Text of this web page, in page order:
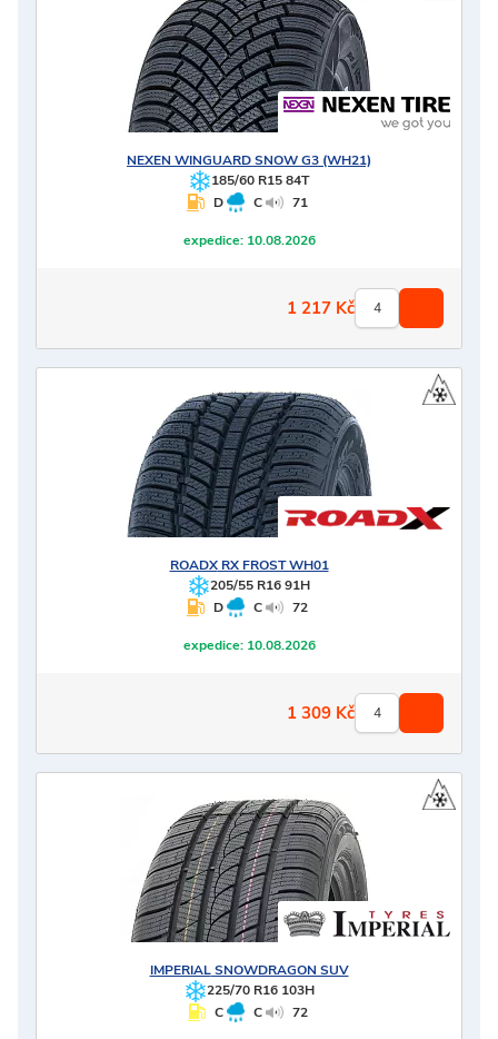
NEXEN WINGUARD SNOW G3 (WH21)
185/60 R15 84T
D
C 71
expedice:10.08.2026
1 217 Kč
ROADXRX FROST WH01
205/55 R16 91H
D
C 72
expedice:10.08.2026
1 309 Kč
IMPERIALSNOWDRAGON SUV
225/70 R16 103H
C
C 72